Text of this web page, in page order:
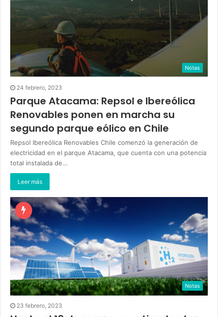
Notas
24 febrero, 2023
Parque Atacama: Repsol e Ibereólica
Renovables ponen en marcha su
segundo parque eólico en Chile
Repsol Ibereólica Renovables Chile comenzó la generación de
electricidad en el parque Atacama, que cuenta con una potencia
total instalada de…
Leer más
Notas
23 febrero, 2023